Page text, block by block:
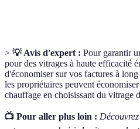
> 💡 Avis d'expert : Pour garantir
pour des vitrages à haute efficacité
d'économiser sur vos factures à
les propriétaires peuvent
chauffage en choisissant du vitrage
📺 Pour aller plus loin :